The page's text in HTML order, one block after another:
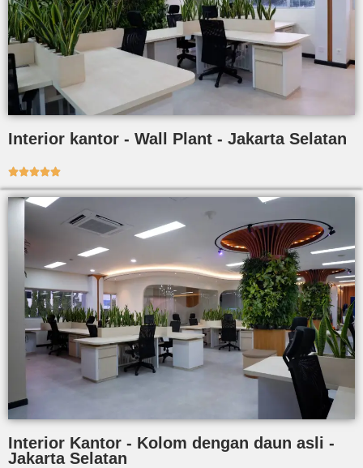
Interior kantor - Wall Plant - Jakarta Selatan

Interior Kantor - Kolom dengan daun asli -
Jakarta Selatan